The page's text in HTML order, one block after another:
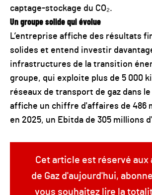
captage-stockage du CO₂.
Un groupe solide qui évolue
L’entreprise affiche des résultats
solides et entend investir
infrastructures de la transition
groupe, qui exploite plus de 5 000
réseaux de transport de gaz dans
affiche un chiffre d'affaires de 486
en 2025, un Ebitda de 305 millions
Cet article est réservé aux
de Gaz d'aujourd'hui,
vous souhaitez lire la